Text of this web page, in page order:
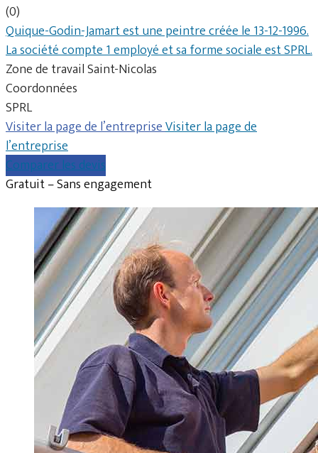
(0)
Quique-Godin-Jamart est une peintre créée le 13-12-1996.
La société compte 1 employé et sa forme sociale est SPRL.
Zone de travail Saint-Nicolas
Coordonnées
SPRL
Visiter la page de l’entrepriseVisiter la page de
l’entreprise
Comparer les devis
Gratuit – Sans engagement